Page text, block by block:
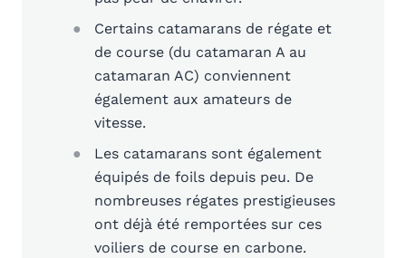
Certains catamarans de régate et
de course (du catamaran A au
catamaran AC) conviennent
également aux amateurs de
vitesse.
Les catamarans sont également
équipés de foils depuis peu. De
nombreuses régates prestigieuses
ont déjà été remportées sur ces
voiliers de course en carbone.